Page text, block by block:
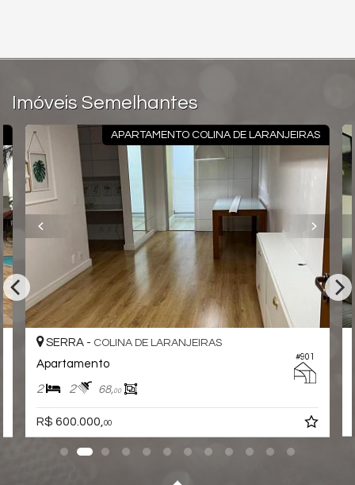
Imóveis Semelhantes
APARTAMENTO COLINA DE LARANJEIRAS
#901
SERRA - COLINA DE LARANJEIRAS
Apartamento
2 2 68,00
R$ 600.000, 00